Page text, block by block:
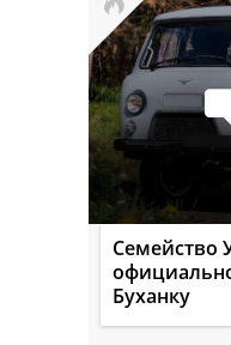
Семейство
Буханку